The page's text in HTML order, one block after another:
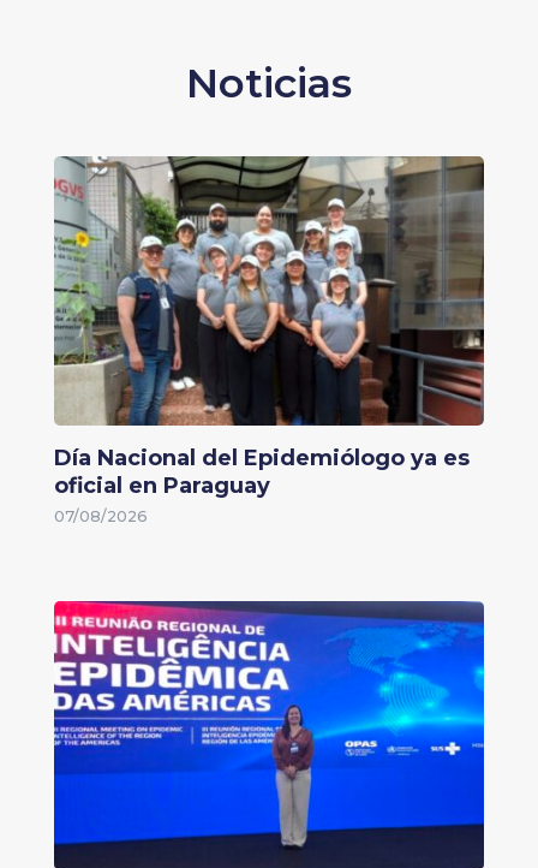
Noticias
Día Nacional del Epidemiólogo ya es
oficial en Paraguay
07/08/2026